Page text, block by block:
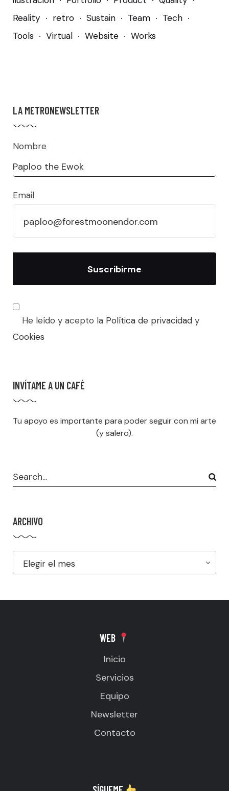
Reality
retro Sustain Team
Tech
Tools
Virtual Website Works
LA METRONEWSLETTER
Nombre
Email
He leído y acepto la Política de privacidad y
Cookies
INVÍTAME A UN CAFÉ
Tu apoyo es importante para poder seguir con mi arte
(y salero).
ARCHIVO
Elegir el mes
WEB
Inicio
Servicios
Equipo
Newsletter
Contacto